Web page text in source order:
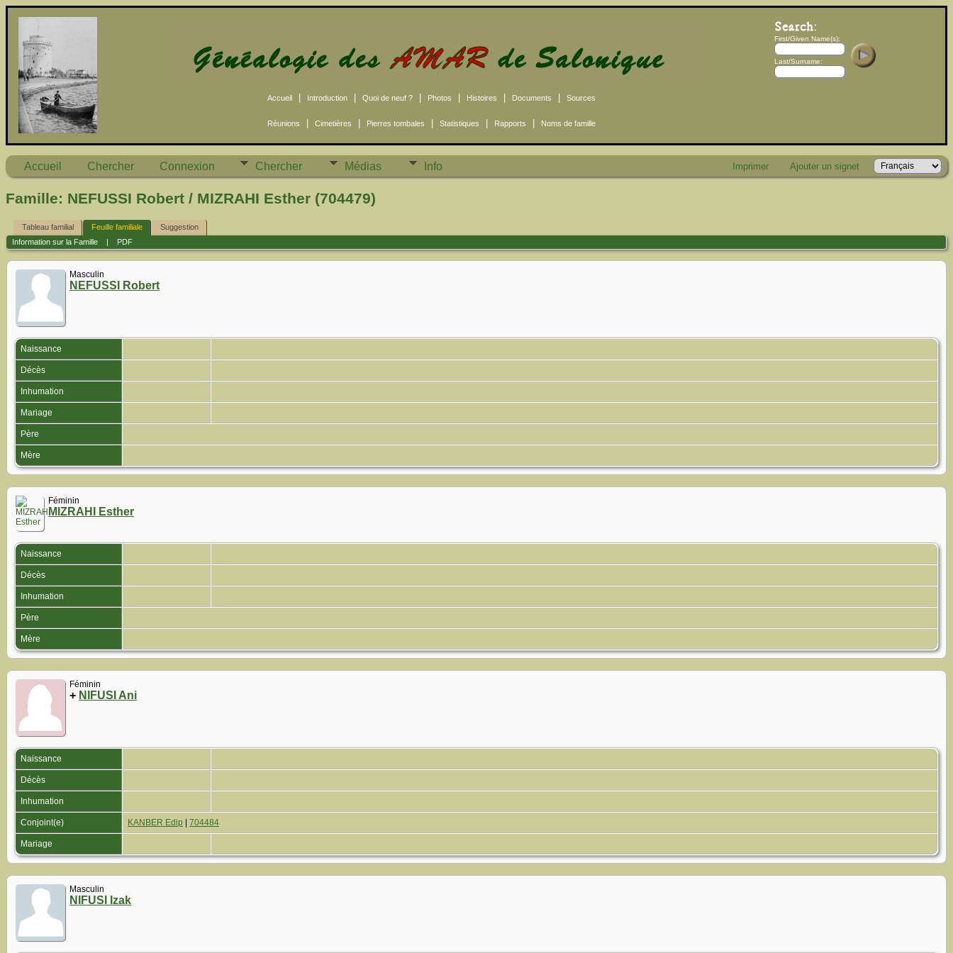
Accueil Introduction Quoi de neuf ? Photos Histoires Documents Sources
Réunions Cimetières Pierres tombales Statistiques Rapports Noms de famille
First/Given Name(s):
Last/Surname:
Accueil Chercher Connexion Chercher Médias Info Imprimer Ajouter un signet
Famille: NEFUSSI Robert / MIZRAHI Esther (704479)
Tableau familial Feuille familiale
Suggestion
Information sur la Famille| PDF
Masculin
NEFUSSI Robert
Naissance
Décès
Inhumation
Mariage
Père
Mère
Féminin
MIZRAHI Esther
Naissance
Décès
Inhumation
Père
Mère
Féminin
+ NIFUSI Ani
Naissance
Décès
Inhumation
Conjoint(e) KANBER Edip 704484
Mariage
Masculin
NIFUSI Izak